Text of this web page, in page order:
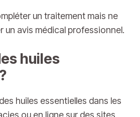
un traitement mais ne
un avis médical professionnel.
huiles
huiles essentielles dans les
ou en ligne sur des sites